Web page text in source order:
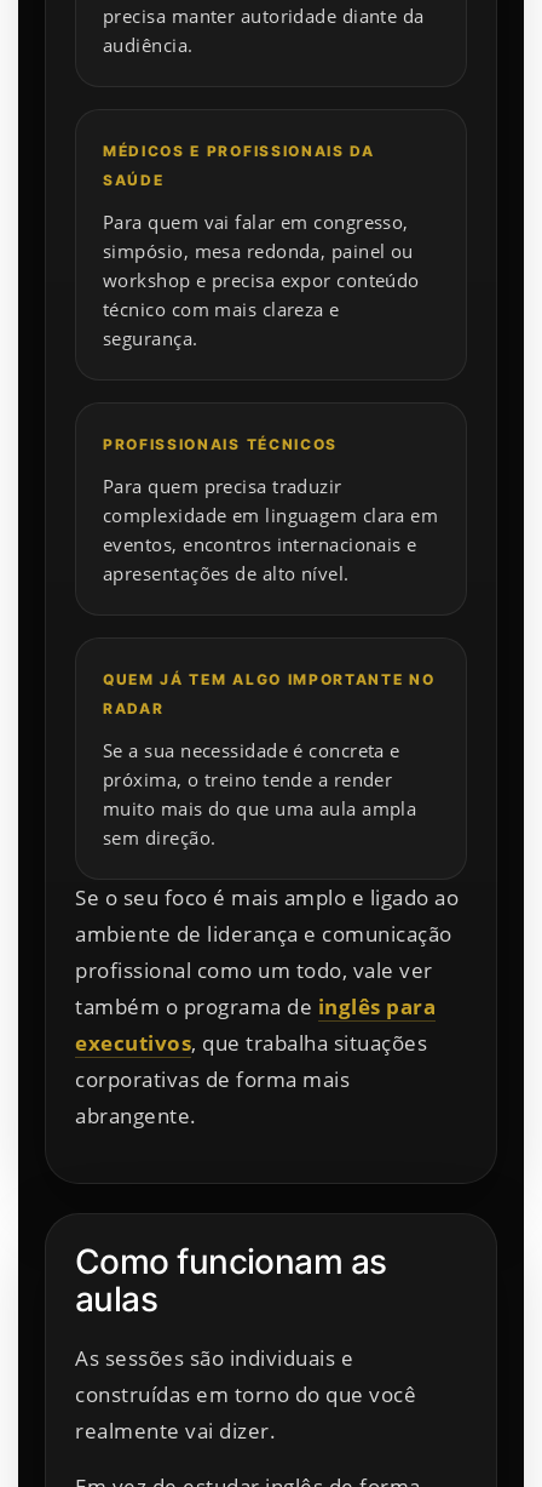
precisa manter autoridade diante da
audiência.
MÉDICOS E PROFISSIONAIS DA
SAÚDE
Para quem vai falar em congresso,
simpósio, mesa redonda, painel ou
workshop e precisa expor conteúdo
técnico com mais clareza e
segurança.
PROFISSIONAIS TÉCNICOS
Para quem precisa traduzir
complexidade em linguagem clara em
eventos, encontros internacionais e
apresentações de alto nível.
QUEM JÁ TEM ALGO IMPORTANTE NO
RADAR
Se a sua necessidade é concreta e
próxima, o treino tende a render
muito mais do que uma aula ampla
sem direção.
Se o seu foco é mais amplo e ligado ao
ambiente de liderança e comunicação
profissional como um todo, vale ver
também o programa de inglês para
executivos, que trabalha situações
corporativas de forma mais
abrangente.
Como funcionam as
aulas
As sessões são individuais e
construídas em torno do que você
realmente vai dizer.